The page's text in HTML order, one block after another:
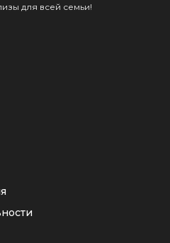
для всей семьи!